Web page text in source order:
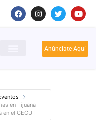
Anúnciate Aquí
en Tijuana
en el CECUT